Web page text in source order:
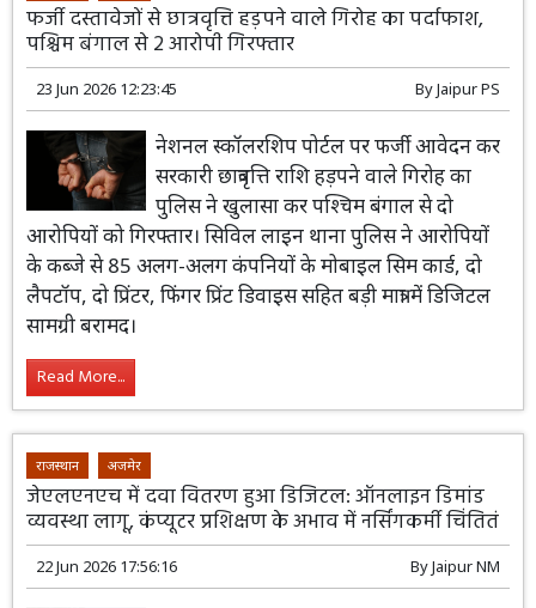
फर्जी दस्तावेजों से छात्रवृत्ति हड़पने वाले गिरोह का पर्दाफाश,
पश्चिम बंगाल से 2 आरोपी गिरफ्तार
23 Jun 2026 12:23:45 ByJaipur PS
नेशनल स्कॉलरशिप पोर्टल पर फर्जी आवेदन कर
सरकारी छात्रवृत्ति राशि हड़पने वाले गिरोह का
पुलिस ने खुलासा कर पश्चिम बंगाल से दो
आरोपियों को गिरफ्तार। सिविल लाइन थाना पुलिस ने आरोपियों
के कब्जे से 85 अलग-अलग कंपनियों के मोबाइल सिम कार्ड, दो
लैपटॉप, दो प्रिंटर, फिंगर प्रिंट डिवाइस सहित बड़ी मात्रा में डिजिटल
सामग्री बरामद।
Read More...
राजस्थान अजमेर
जेएलएनएच में दवा वितरण हुआ डिजिटल: ऑनलाइन डिमांड
व्यवस्था लागू, कंप्यूटर प्रशिक्षण के अभाव में नर्सिंगकर्मी चिंतितं
22 Jun 2026 17:56:16 ByJaipur NM